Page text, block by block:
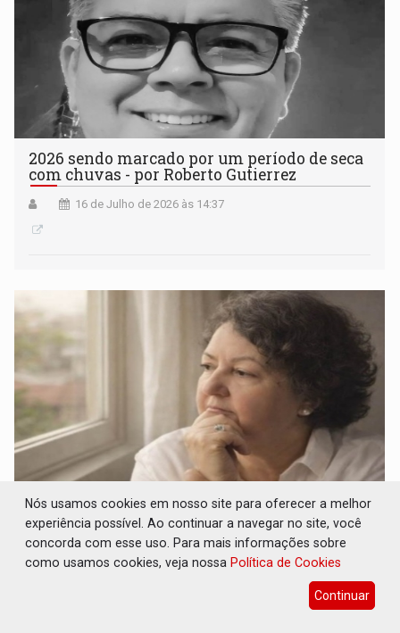
2026 sendo marcado por um período de seca
com chuvas - por Roberto Gutierrez
16 de Julho de 2026 às 14:37
À minha filha, Paulinha - por Sara Xavier
16 de Julho de 2026 às 09:58
Nós usamos cookies em nosso site para oferecer a melhor
experiência possível. Ao continuar a navegar no site, você
concorda com esse uso. Para mais informações sobre
como usamos cookies, veja nossa Política de Cookies
Continuar